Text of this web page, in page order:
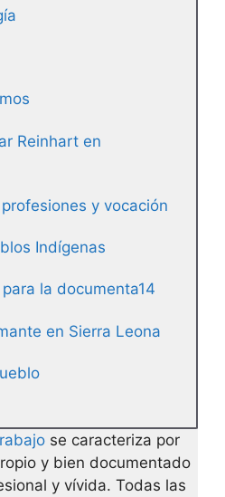
Reinhart en
y vocación
Indígenas
la documenta14
en Sierra Leona
se caracteriza por
y bien documentado
y vívida. Todas las